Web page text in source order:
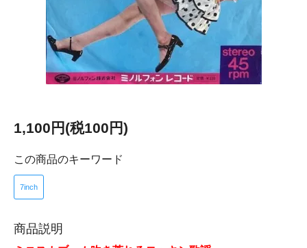
1,100円(税100円)
この商品のキーワード
7inch
商品説明